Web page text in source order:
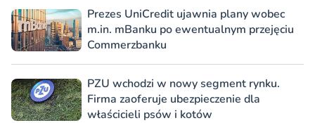
Prezes UniCredit ujawnia plany wobec
m.in. mBanku po ewentualnym przejęciu
Commerzbanku
PZU wchodzi w nowy segment rynku.
Firma zaoferuje ubezpieczenie dla
właścicieli psów i kotów